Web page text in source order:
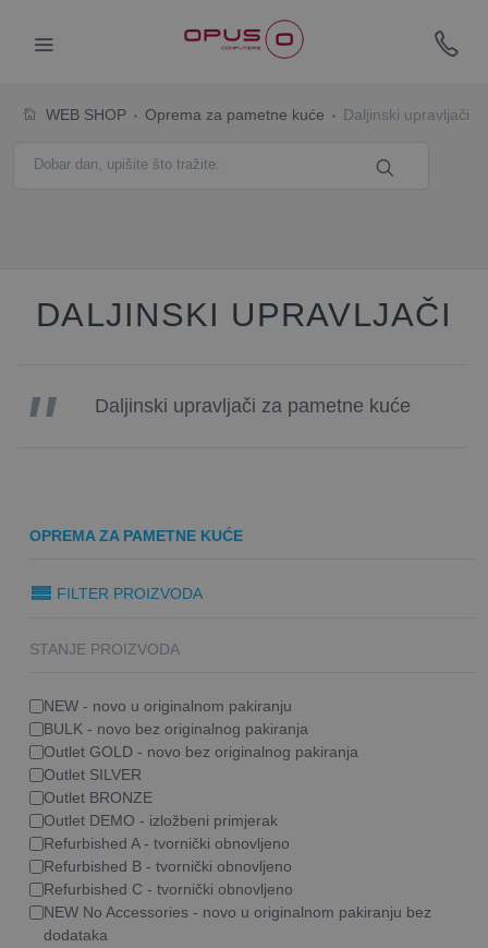
WEB SHOP Oprema za pametne kuće Daljinski upravljači
DALJINSKI UPRAVLJAČI
Daljinski upravljači za pametne kuće
OPREMA ZA PAMETNE KUĆE
FILTER PROIZVODA
STANJE PROIZVODA
NEW - novo u originalnom pakiranju
BULK - novo bez originalnog pakiranja
Outlet GOLD - novo bez originalnog pakiranja
Outlet SILVER
Outlet BRONZE
Outlet DEMO - izložbeni primjerak
Refurbished A - tvornički obnovljeno
Refurbished B - tvornički obnovljeno
Refurbished C - tvornički obnovljeno
NEW No Accessories - novo u originalnom pakiranju bez
dodataka